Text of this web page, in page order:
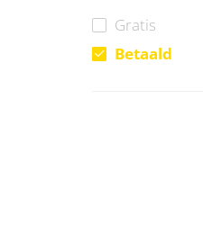
Gratis
Betaald